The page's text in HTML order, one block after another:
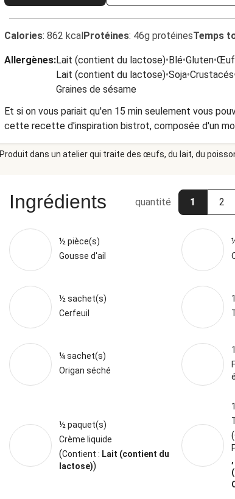
Calories: 862 kcalProtéines: 46g protéinesTemps
Allergènes:Lait (contient du lactose)•Blé•Gluten•Œuf
Lait (contient du lactose)•Soja•Crustacés
Graines de sésame
Et si on vous pariait qu'en 15 min seulement vous pouvez réaliser un festin ? Retrouvez le
cette recette d'inspiration bistrot, composée d'un
Produit dans un atelier qui traite des œufs, du lait, du
Ingrédients quantité 1 2
½ pièce(s)
Gousse d'ail
½ sachet(s)
Cerfeuil
¼ sachet(s)
Origan séché
½ paquet(s)
Crème liquide
(Contient : Lait (contient du
lactose))
(